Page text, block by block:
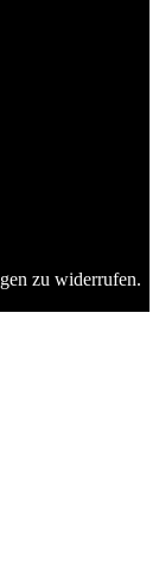
zu widerrufen.